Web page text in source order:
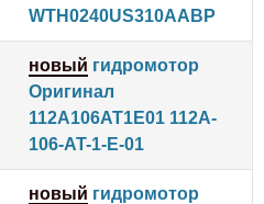
WTH0240US310AABP
новый гидромотор
Оригинал
112A106AT1E01 112A-
106-AT-1-E-01
новый гидромотор